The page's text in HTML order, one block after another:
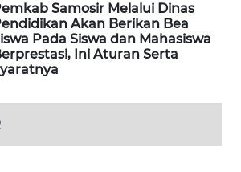
Samosir Melalui Dinas
Akan Berikan Bea
Pada Siswa dan Mahasiswa
Ini Aturan Serta